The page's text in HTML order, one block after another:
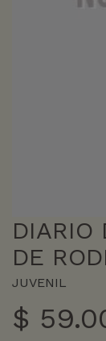
DIARIO
DE
JUVENIL
$